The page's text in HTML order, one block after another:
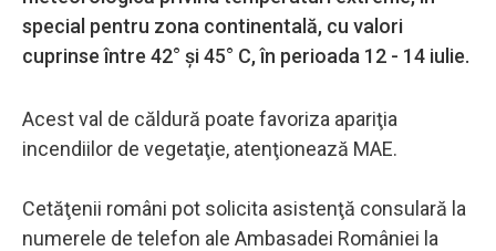
special pentru zona continentală, cu valori
cuprinse între 42° şi 45° C, în perioada 12 - 14 iulie.
Acest val de căldură poate favoriza apariţia
incendiilor de vegetaţie, atenţionează MAE.
Cetăţenii români pot solicita asistenţă consulară la
numerele de telefon ale Ambasadei României la